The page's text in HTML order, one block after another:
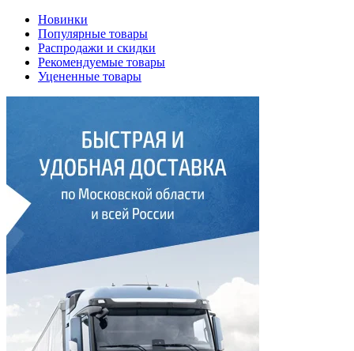
Новинки
Популярные товары
Распродажи и скидки
Рекомендуемые товары
Уцененные товары